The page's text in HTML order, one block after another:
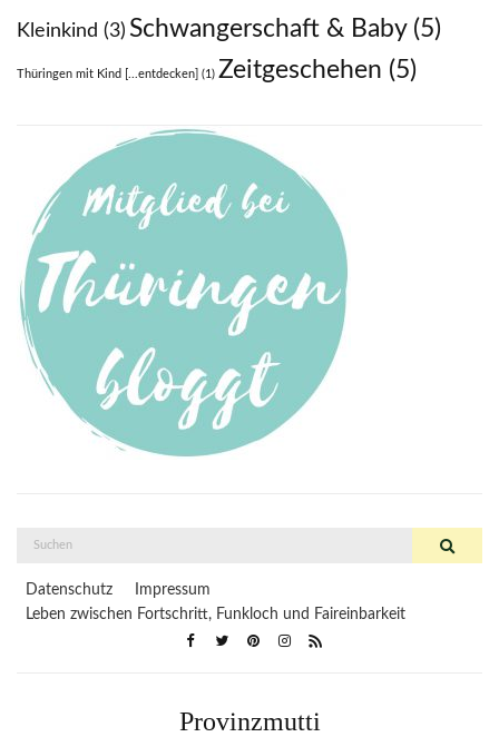
Kleinkind (3) Schwangerschaft & Baby(5)
Thüringen mit Kind [...entdecken] (1) Zeitgeschehen (5)
Suche
Datenschutz
Impressum
Leben zwischen Fortschritt, Funkloch und Faireinbarkeit
Provinzmutti